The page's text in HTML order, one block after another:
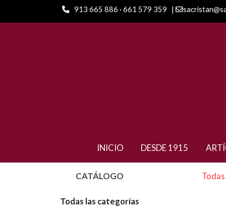
913 665 886 · 661 579 359 |
INICIO DESDE 1915
CATÁLOGO
Todas las categorías